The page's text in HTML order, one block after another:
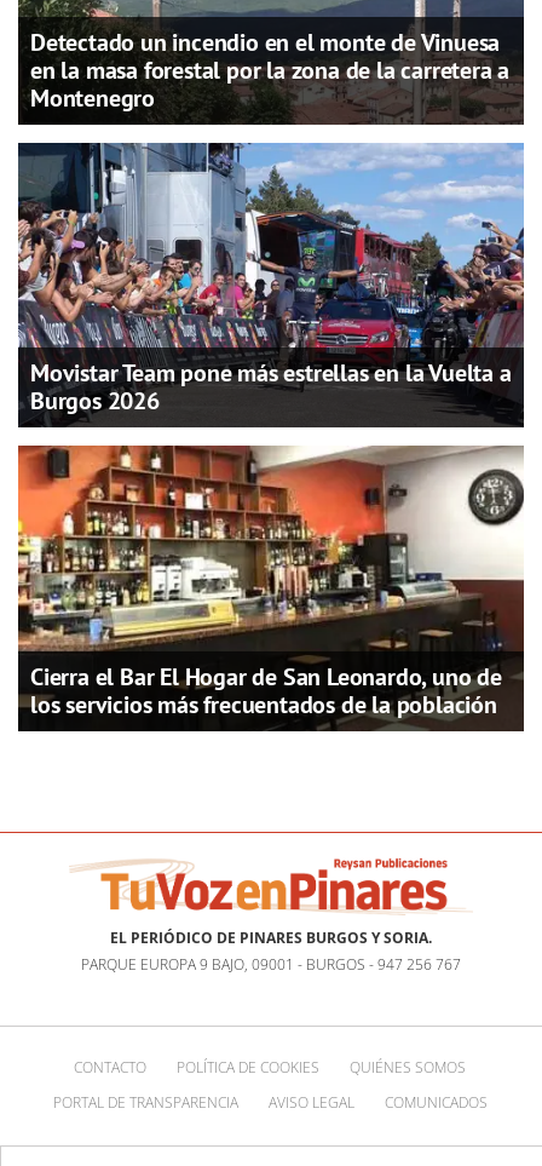
Detectado un incendio en el monte de Vinuesa
en la masa forestal por la zona de la carretera a
Montenegro
Movistar Team pone más estrellas en la Vuelta a
Burgos 2026
Cierra el Bar El Hogar de San Leonardo, uno de
los servicios más frecuentados de la población
EL PERIÓDICO DE PINARES BURGOS Y SORIA.
PARQUE EUROPA 9 BAJO, 09001 - BURGOS - 947 256 767
CONTACTO POLÍTICA DE COOKIES
QUIÉNES SOMOS
PORTAL DE TRANSPARENCIA
AVISO LEGAL COMUNICADOS